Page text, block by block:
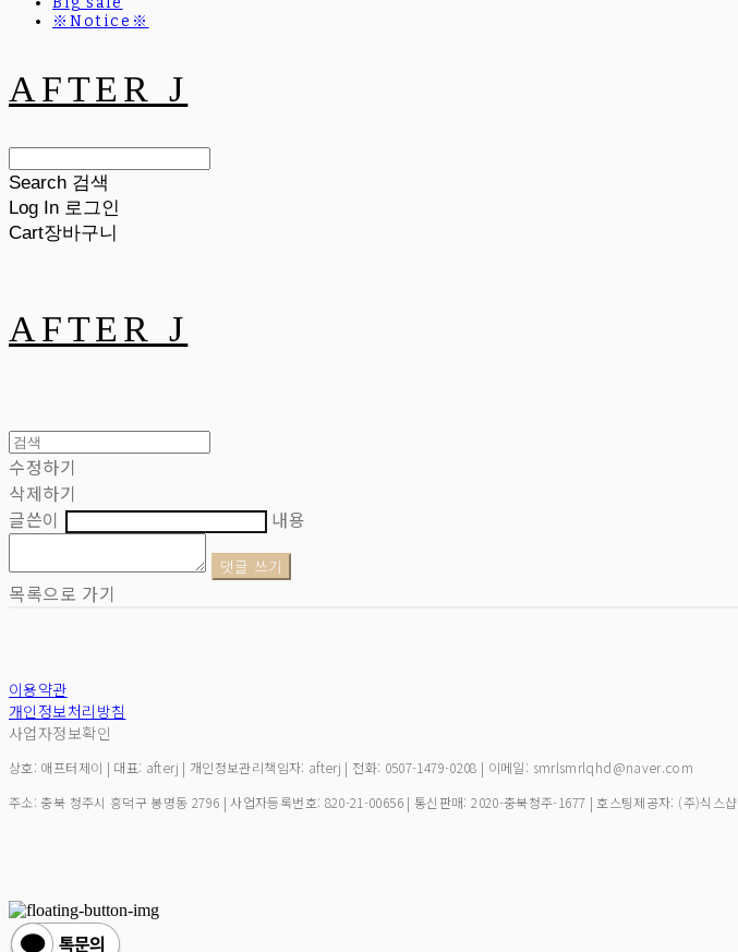
※Notice※
AFTER J
Search 검색
Log In 로그인
Cart장바구니
AFTER J
수정하기
삭제하기
글쓴이
내용
댓글 쓰기
목록으로 가기
이용약관
개인정보처리방침
사업자정보확인
상호: 애프터제이 | 대표: afterj | 개인정보관리책임자: afterj | 전화: 0507-1479-0208 | 이메일: smrlsmrlqhd@naver.com
주소: 충북 청주시 흥덕구 봉명동 2796 | 사업자등록번호: 820-21-00656| 통신판매:2020-충북청주-1677 | 호스팅제공자: (주)식스샵